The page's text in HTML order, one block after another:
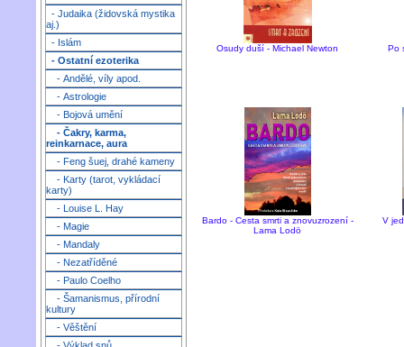
- Judaika (židovská mystika
aj.)
- Islám
- Ostatní ezoterika
- Andělé, víly apod.
- Astrologie
- Bojová umění
- Čakry, karma,
reinkarnace, aura
- Feng šuej, drahé kameny
- Karty (tarot, vykládací
karty)
- Louise L. Hay
- Magie
- Mandaly
- Nezatříděné
- Paulo Coelho
- Šamanismus, přírodní
kultury
- Věštění
Osudy duší - Michael Newton Po
Bardo - Cesta smrti a znovuzrození -
Lama Lodö
V